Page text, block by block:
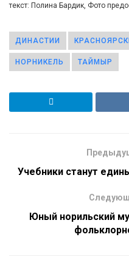
текст: Полина Бардик, Фото
ДИНАСТИИ
НОРНИКЕЛЬ ТАЙМЫР
Учебники станут
Юный норильский